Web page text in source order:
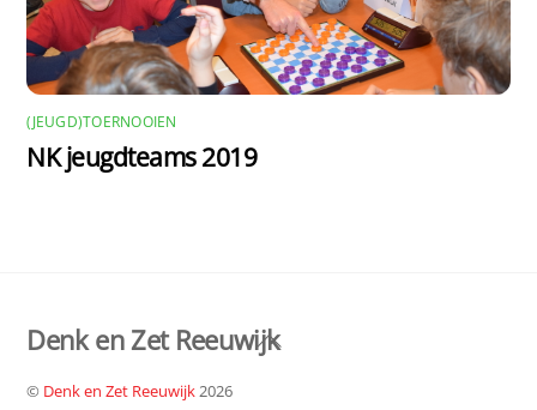
(JEUGD)TOERNOOIEN
NK jeugdteams 2019
Back
Denk en Zet Reeuwijk
© Denk en Zet Reeuwijk2026